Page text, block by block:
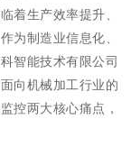
着生产效率提升、
为制造业信息化、
智能技术有限公司
向机械加工行业的
控两大核心痛点，